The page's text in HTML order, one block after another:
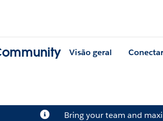
Visão geral Conectar
Bring your team and